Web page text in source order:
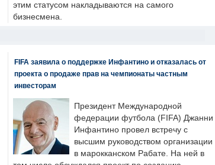
этим статусом накладываются на самого
бизнесмена.
FIFA заявила о поддержке Инфантино и отказалась от
проекта о продаже прав на чемпионаты частным
инвесторам
Президент Международной
федерации футбола (FIFA) Джанни
Инфантино провел встречу с
высшим руководством организации
в марокканском Рабате. На ней в